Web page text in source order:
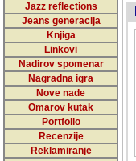
Jazz reflections
Jeans generacija
Knjiga
Linkovi
Nadirov spomenar
Nagradna igra
Nove nade
Omarov kutak
Portfolio
Recenzije
Reklamiranje